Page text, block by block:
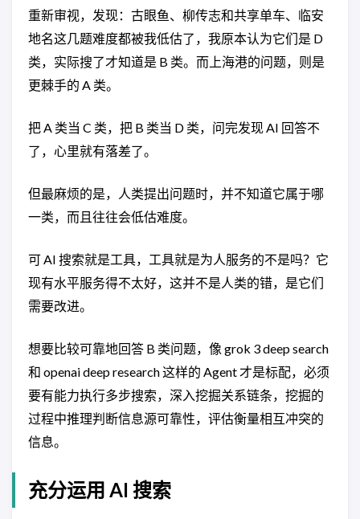
重新审视，发现：古眼鱼、柳传志和共享单车、临安
地名这几题难度都被我低估了，我原本认为它们是 D
类，实际搜了才知道是 B 类。而上海港的问题，则是
更棘手的 A 类。
把 A 类当 C 类，把 B 类当 D 类，问完发现 AI 回答不
了，心里就有落差了。
但最麻烦的是，人类提出问题时，并不知道它属于哪
一类，而且往往会低估难度。
可 AI 搜索就是工具，工具就是为人服务的不是吗？它
现有水平服务得不太好，这并不是人类的错，是它们
需要改进。
想要比较可靠地回答 B 类问题，像 grok 3 deep search
和 openai deep research 这样的 Agent 才是标配，必须
要有能力执行多步搜索，深入挖掘关系链条，挖掘的
过程中推理判断信息源可靠性，评估衡量相互冲突的
信息。
充分运用 AI 搜索